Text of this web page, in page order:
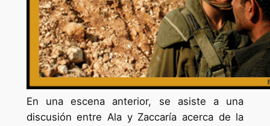
En una escena anterior, se asiste a una
discusión entre Ala y Zaccaría acerca de la